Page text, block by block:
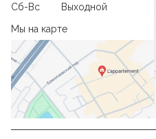
Сб-Вс
Выходной
Мы на карте